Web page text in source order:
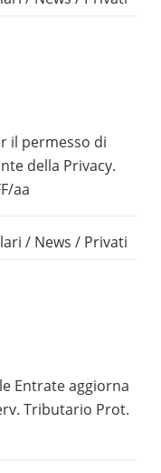
il permesso di
della Privacy.
aa
/ News / Privati
Entrate aggiorna
Tributario Prot.